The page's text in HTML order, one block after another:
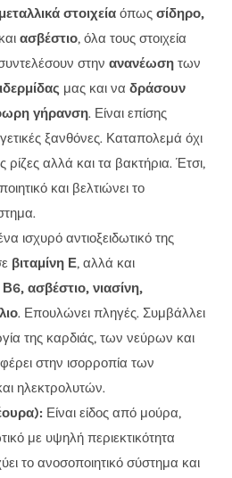
μεταλλικά στοιχεία όπως σίδηρο,
και ασβέστιο, όλα τους στοιχεία
στην ανανέωση των
μας και να δράσουν
γήρανση. Είναι επίσης
ξανθόνες. Καταπολεμά όχι
ρίζες αλλά και τα βακτήρια. Έτσι,
και βελτιώνει το
ισχυρό αντιοξειδωτικό της
βιταμίνη Ε, αλλά και
Β6, ασβέστιο, νιασίνη,
. Επουλώνει πληγές. Συμβάλλει
της καρδιάς, των νεύρων και
στην ισορροπία των
ηλεκτρολυτών.
Είναι είδος από μούρα,
με υψηλή περιεκτικότητα
το ανοσοποιητικό σύστημα και